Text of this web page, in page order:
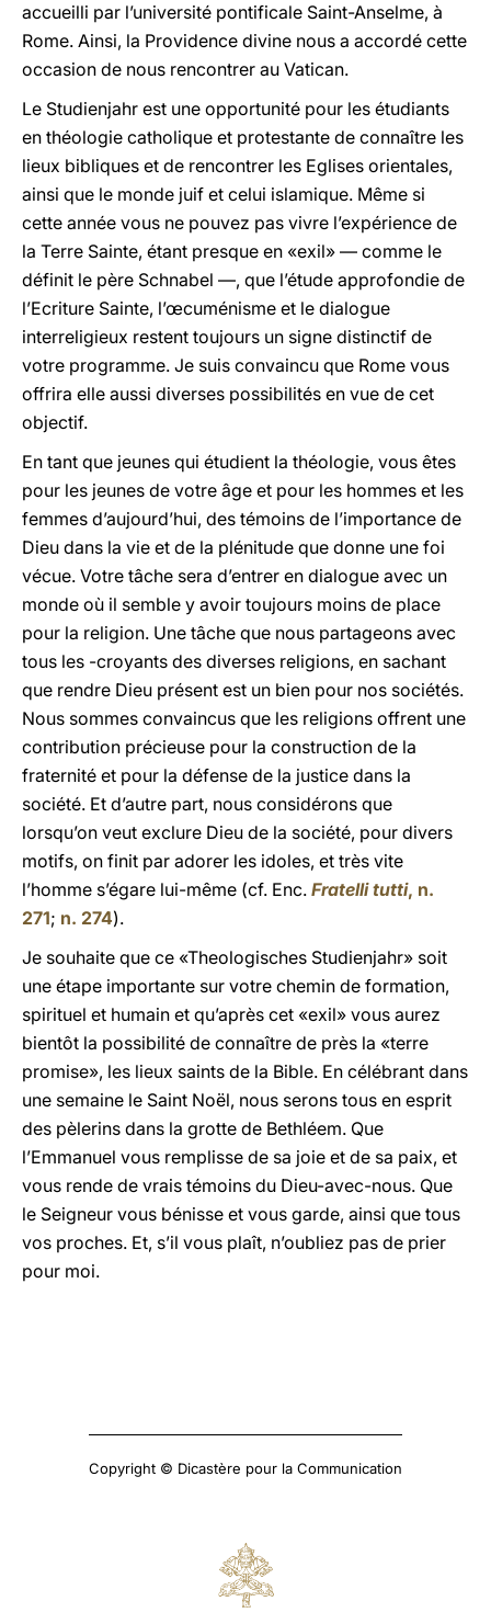
accueilli par l’université pontificale Saint-Anselme, à
Rome. Ainsi, la Providence divine nous a accordé cette
occasion de nous rencontrer au Vatican.
Le Studienjahr est une opportunité pour les étudiants
en théologie catholique et protestante de connaître les
lieux bibliques et de rencontrer les Eglises orientales,
ainsi que le monde juif et celui islamique. Même si
cette année vous ne pouvez pas vivre l’expérience de
la Terre Sainte, étant presque en «exil» — comme le
définit le père Schnabel —, que l’étude approfondie de
l’Ecriture Sainte, l’œcuménisme et le dialogue
interreligieux restent toujours un signe distinctif de
votre programme. Je suis convaincu que Rome vous
offrira elle aussi diverses possibilités en vue de cet
objectif.
En tant que jeunes qui étudient la théologie, vous êtes
pour les jeunes de votre âge et pour les hommes et les
femmes d’aujourd’hui, des témoins de l’importance de
Dieu dans la vie et de la plénitude que donne une foi
vécue. Votre tâche sera d’entrer en dialogue avec un
monde où il semble y avoir toujours moins de place
pour la religion. Une tâche que nous partageons avec
tous les -croyants des diverses religions, en sachant
que rendre Dieu présent est un bien pour nos sociétés.
Nous sommes convaincus que les religions offrent une
contribution précieuse pour la construction de la
fraternité et pour la défense de la justice dans la
société. Et d’autre part, nous considérons que
lorsqu’on veut exclure Dieu de la société, pour divers
motifs, on finit par adorer les idoles, et très vite
l’homme s’égare lui-même (cf. Enc. Fratelli tutti, n.
271; n. 274).
Je souhaite que ce «Theologisches Studienjahr» soit
une étape importante sur votre chemin de formation,
spirituel et humain et qu’après cet «exil» vous aurez
bientôt la possibilité de connaître de près la «terre
promise», les lieux saints de la Bible. En célébrant dans
une semaine le Saint Noël, nous serons tous en esprit
des pèlerins dans la grotte de Bethléem. Que
l’Emmanuel vous remplisse de sa joie et de sa paix, et
vous rende de vrais témoins du Dieu-avec-nous. Que
le Seigneur vous bénisse et vous garde, ainsi que tous
vos proches. Et, s’il vous plaît, n’oubliez pas de prier
pour moi.
Copyright © Dicastère pour la Communication